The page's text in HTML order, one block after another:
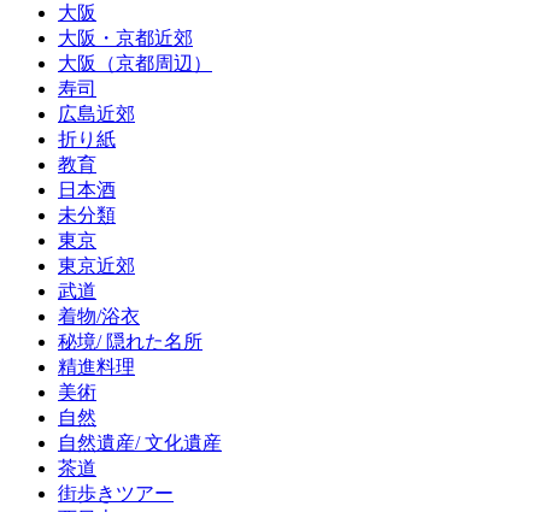
大阪
大阪・京都近郊
大阪（京都周辺）
寿司
広島近郊
折り紙
教育
日本酒
未分類
東京
東京近郊
武道
着物/浴衣
秘境/ 隠れた名所
精進料理
美術
自然
自然遺産/ 文化遺産
茶道
街歩きツアー